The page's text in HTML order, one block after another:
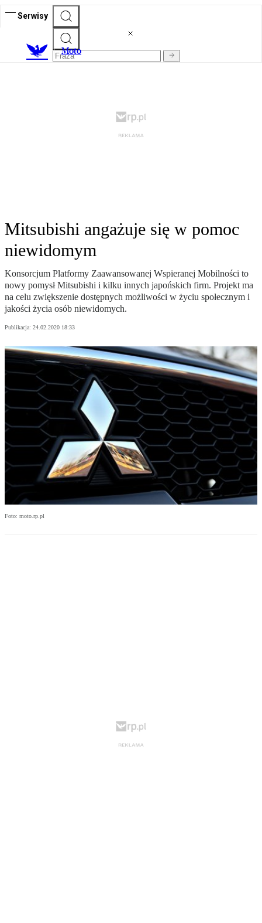
Serwisy
Moto
Mitsubishi angażuje się w pomoc
niewidomym
Konsorcjum Platformy Zaawansowanej Wspieranej Mobilności to
nowy pomysł Mitsubishi i kilku innych japońskich firm. Projekt ma
na celu zwiększenie dostępnych możliwości w życiu społecznym i
jakości życia osób niewidomych.
Publikacja: 24.02.2020 18:33
Foto: moto.rp.pl